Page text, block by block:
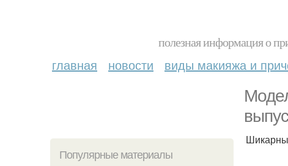
полезная информация о
главная новости виды макияжа и
Популярные материалы